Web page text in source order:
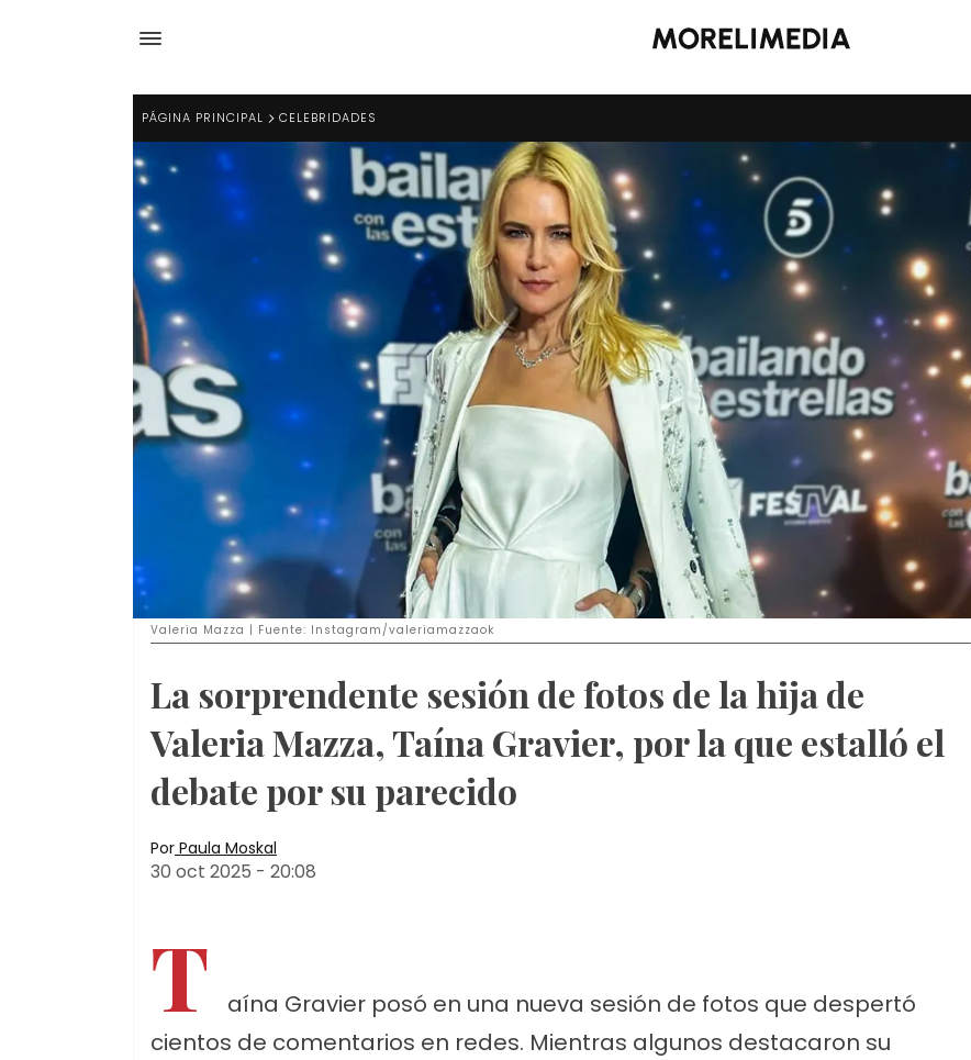
PÁGINA PRINCIPAL CELEBRIDADES
Valeria Mazza | Fuente: Instagram/valeriamazzaok
La sorprendente sesión de fotos de la hija de
Valeria Mazza, Taína Gravier, por la que estalló el
debate por su parecido
Por Paula Moskal
30 oct 2025 - 20:08
T
aína Gravier posó en una nueva sesión de fotos que despertó
cientos de comentarios en redes. Mientras algunos destacaron su